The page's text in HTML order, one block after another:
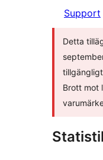
Support
Detta
Brott mot